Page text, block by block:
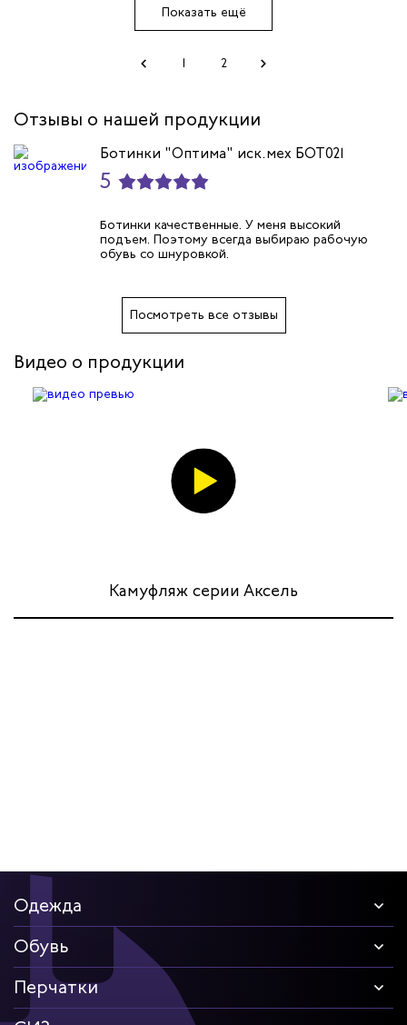
Показать ещё
1 2
Отзывы о нашей продукции
Ботинки "Оптима" иск.мех БОТ021
5
Ботинки качественные. У меня высокий
подъем. Поэтому всегда выбираю рабочую
обувь со шнуровкой.
Посмотреть все отзывы
Видео о продукции
Камуфляж серии Аксель
Одежда
Обувь
Перчатки